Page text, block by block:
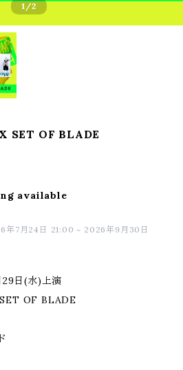
1 /2
SET OF BLADE
available
年7月24日 21:00 ~ 2026年9月30日
日(水)上演
OF BLADE